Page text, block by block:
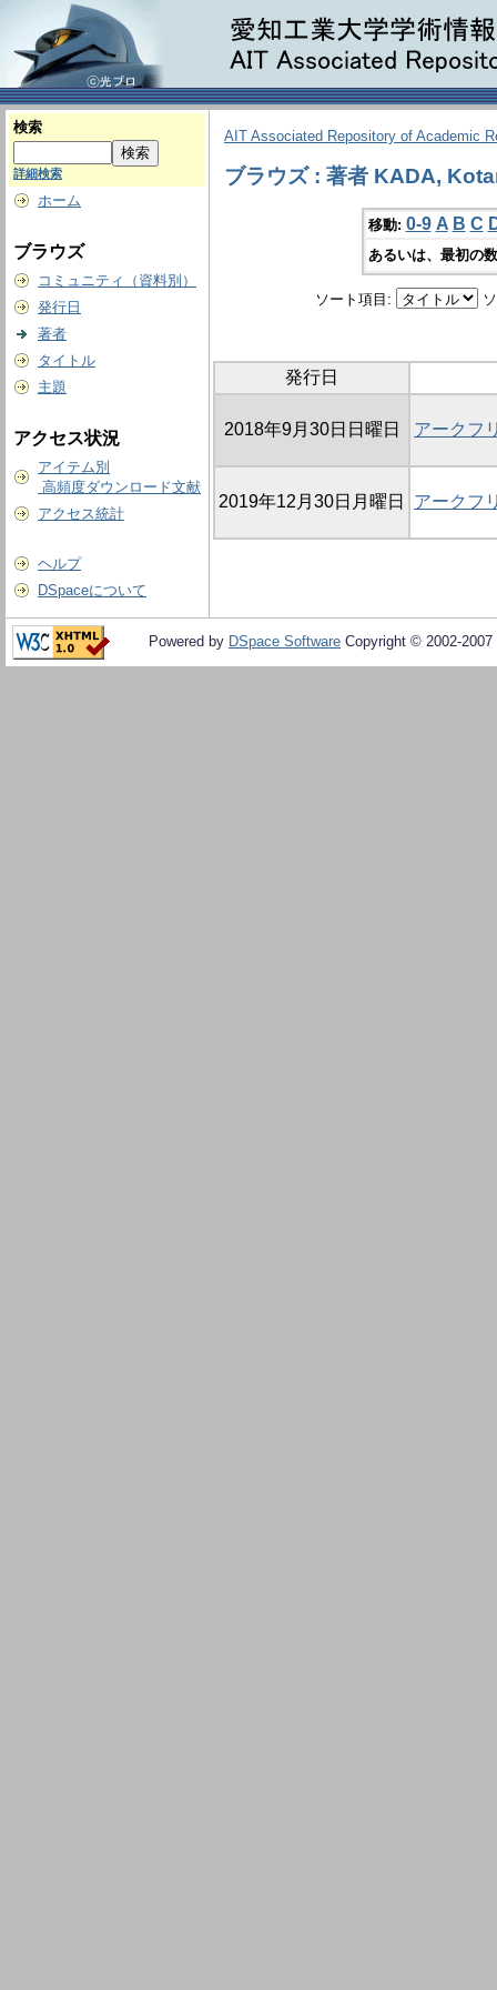
検索
詳細検索
ホーム
ブラウズ
コミュニティ（資料別）
発行日
著者
タイトル
主題
アクセス状況
アイテム別
高頻度ダウンロード文献
アクセス統計
ヘルプ
DSpaceについて
AIT Associated Repository of Academic
ブラウズ : 著者 KADA,
移動: 0-9 A B C
あるいは、最初の
ソート項目:
発行日
2018年9月30日日曜日 アークフ
2019年12月30日月曜日 アークフ
Powered by DSpace Software Copyright © 2002-2007